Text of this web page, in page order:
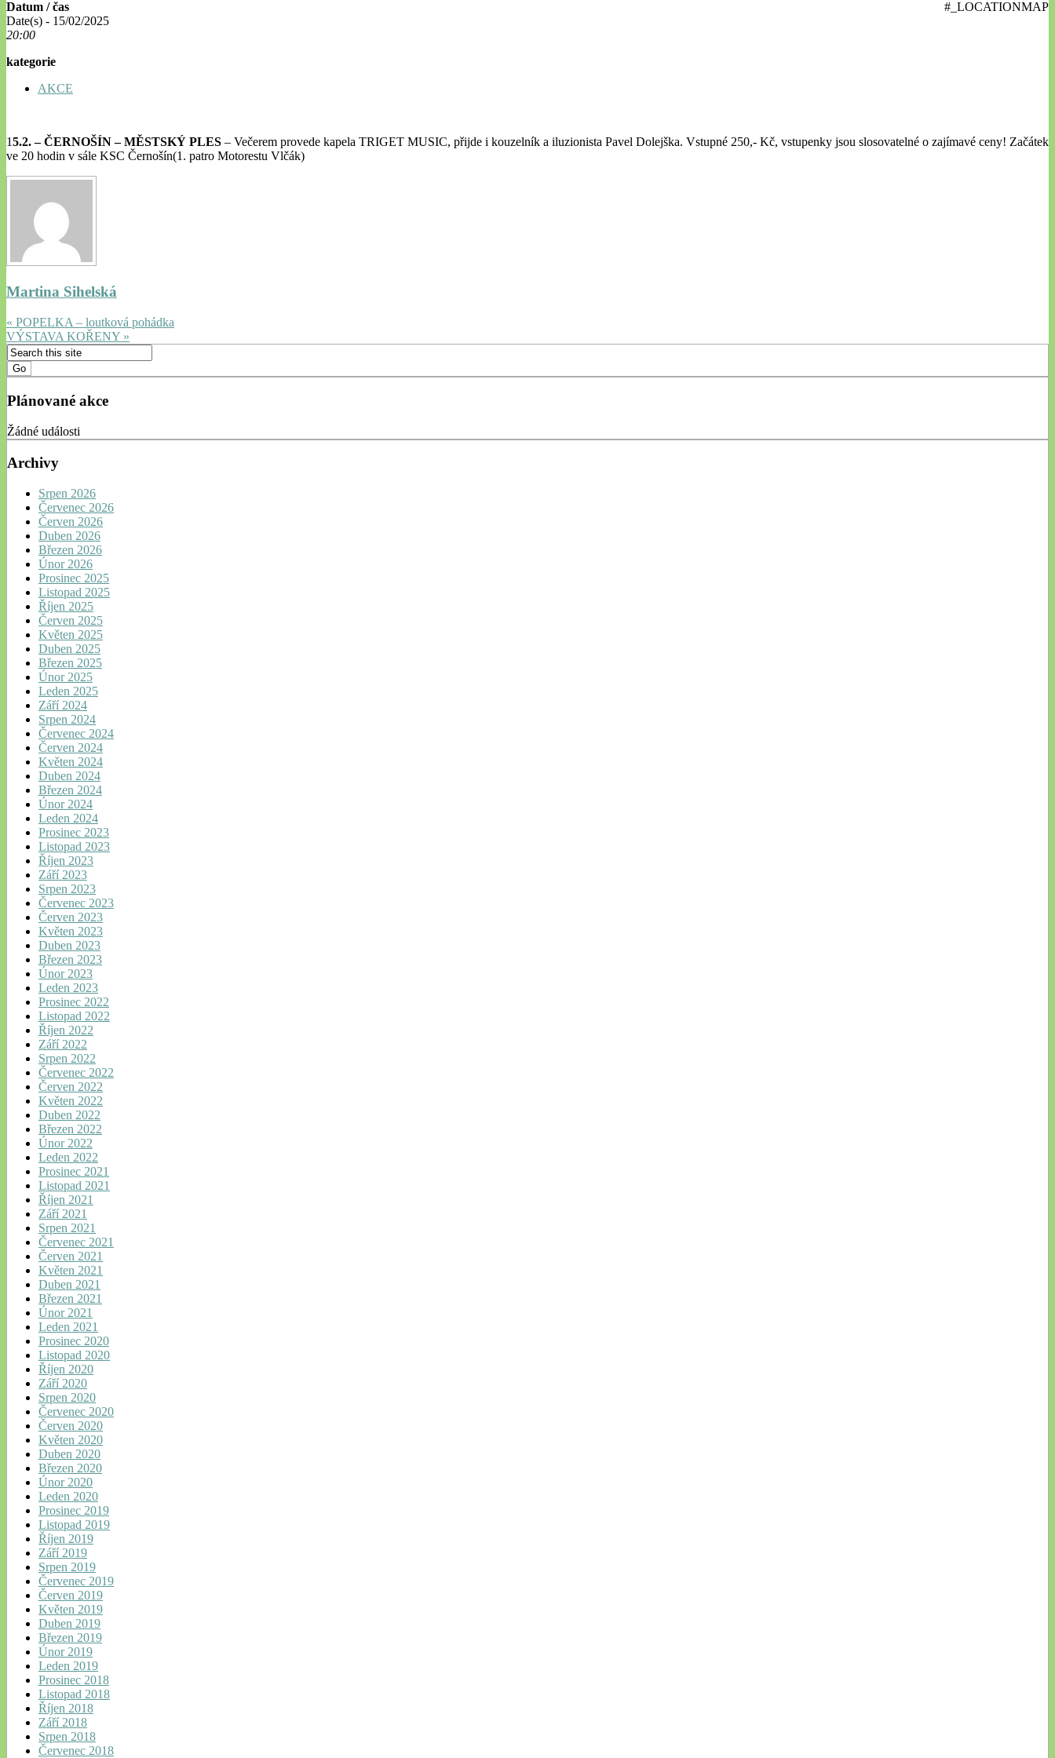
#_LOCATIONMAP
Datum / čas
Date(s) - 15/02/2025
20:00
kategorie
AKCE
15.2. – ČERNOŠÍN – MĚSTSKÝ PLES – Večerem provede kapela TRIGET MUSIC, přijde i kouzelník a iluzionista Pavel Dolejška. Vstupné 250,- Kč, vstupenky jsou slosovatelné o zajímavé ceny! Začátek
ve 20 hodin v sále KSC Černošín(1. patro Motorestu Vlčák)
Martina Sihelská
« POPELKA – loutková pohádka
VÝSTAVA KOŘENY »
Plánované akce
Žádné události
Archivy
Srpen 2026
Červenec 2026
Červen 2026
Duben 2026
Březen 2026
Únor 2026
Prosinec 2025
Listopad 2025
Říjen 2025
Červen 2025
Květen 2025
Duben 2025
Březen 2025
Únor 2025
Leden 2025
Září 2024
Srpen 2024
Červenec 2024
Červen 2024
Květen 2024
Duben 2024
Březen 2024
Únor 2024
Leden 2024
Prosinec 2023
Listopad 2023
Říjen 2023
Září 2023
Srpen 2023
Červenec 2023
Červen 2023
Květen 2023
Duben 2023
Březen 2023
Únor 2023
Leden 2023
Prosinec 2022
Listopad 2022
Říjen 2022
Září 2022
Srpen 2022
Červenec 2022
Červen 2022
Květen 2022
Duben 2022
Březen 2022
Únor 2022
Leden 2022
Prosinec 2021
Listopad 2021
Říjen 2021
Září 2021
Srpen 2021
Červenec 2021
Červen 2021
Květen 2021
Duben 2021
Březen 2021
Únor 2021
Leden 2021
Prosinec 2020
Listopad 2020
Říjen 2020
Září 2020
Srpen 2020
Červenec 2020
Červen 2020
Květen 2020
Duben 2020
Březen 2020
Únor 2020
Leden 2020
Prosinec 2019
Listopad 2019
Říjen 2019
Září 2019
Srpen 2019
Červenec 2019
Červen 2019
Květen 2019
Duben 2019
Březen 2019
Únor 2019
Leden 2019
Prosinec 2018
Listopad 2018
Říjen 2018
Září 2018
Srpen 2018
Červenec 2018